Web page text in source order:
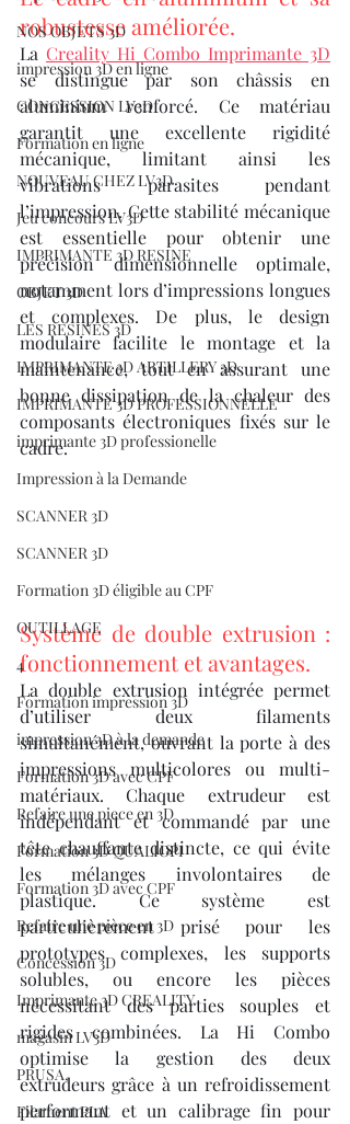
NOS OBJETS 3D
impression 3D en ligne
CONCESSION LV3D
Formation en ligne
NOUVEAU CHEZ LV3D
Jeu concours LV3D
IMPRIMANTE 3D RESINE
OBJET 3D
LES RESINES 3D
IMPRIMANTE 3D ARTILLERY 3D
IMPRIMANTE 3D PROFESSIONNELLE
imprimante 3D professionelle
Impression à la Demande
SCANNER 3D
SCANNER 3D
Formation 3D éligible au CPF
OUTILLAGE
4
Formation impression 3D
impression 3D à la demande
Formation 3D avec CPF
Refaire une piece en 3D
Formation 3D QUALIOPI
Formation 3D avec CPF
Refaire une pièce en 3D
Concession 3D
Imprimante 3D CREALITY
magasin LV3D
PRUSA,
Filament PLA
robustesse améliorée.
La Creality Hi Combo Imprimante 3D
se distingue par son châssis en
aluminium renforcé. Ce matériau
garantit une excellente rigidité
mécanique, limitant ainsi les
vibrations parasites pendant
l’impression. Cette stabilité mécanique
est essentielle pour obtenir une
précision dimensionnelle optimale,
notamment lors d’impressions longues
et complexes. De plus, le design
modulaire facilite le montage et la
maintenance, tout en assurant une
bonne dissipation de la chaleur des
composants électroniques fixés sur le
cadre.
Système de double extrusion :
fonctionnement et avantages.
La double extrusion intégrée permet
d’utiliser deux filaments
simultanément, ouvrant la porte à des
impressions multicolores ou multi-
matériaux. Chaque extrudeur est
indépendant et commandé par une
tête chauffante distincte, ce qui évite
les mélanges involontaires de
plastique. Ce système est
particulièrement prisé pour les
prototypes complexes, les supports
solubles, ou encore les pièces
nécessitant des parties souples et
rigides combinées. La Hi Combo
optimise la gestion des deux
extrudeurs grâce à un refroidissement
performant et un calibrage fin pour